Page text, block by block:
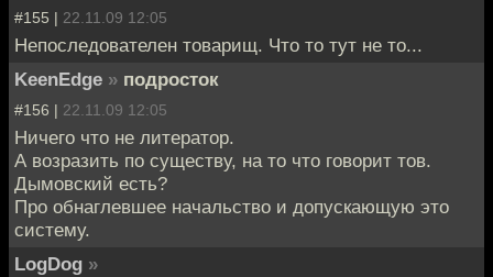
#155 | 22.11.09 12:05
Непоследователен товарищ. Что то тут не то...
KeenEdge » подросток
#156 | 22.11.09 12:05
Ничего что не литератор.
А возразить по существу, на то что говорит тов.
Дымовский есть?
Про обнаглевшее начальство и допускающую это
систему.
LogDog »